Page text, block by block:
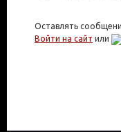
Оставлять
Войти на сайт или